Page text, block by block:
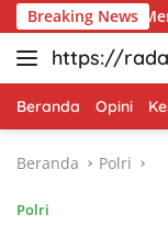
Langsung
ke
konten
Breaking News
Bakti Merah
https://
antara.net
Beranda Opini
Beranda Polri
Polri